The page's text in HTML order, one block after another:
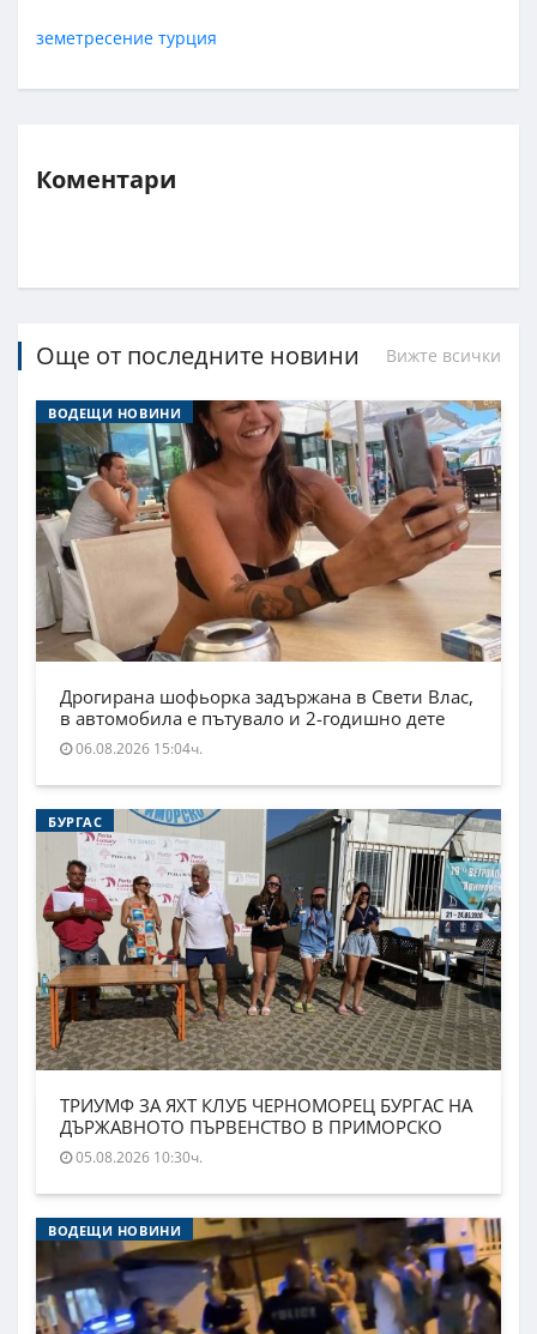
земетресение турция
Коментари
Още от последните новини Вижте всички
ВОДЕЩИ НОВИНИ
Дрогирана шофьорка задържана в Свети Влас,
в автомобила е пътувало и 2-годишно дете
06.08.2026 15:04ч.
БУРГАС
ТРИУМФ ЗА ЯХТ КЛУБ ЧЕРНОМОРЕЦ БУРГАС НА
ДЪРЖАВНОТО ПЪРВЕНСТВО В ПРИМОРСКО
05.08.2026 10:30ч.
ВОДЕЩИ НОВИНИ